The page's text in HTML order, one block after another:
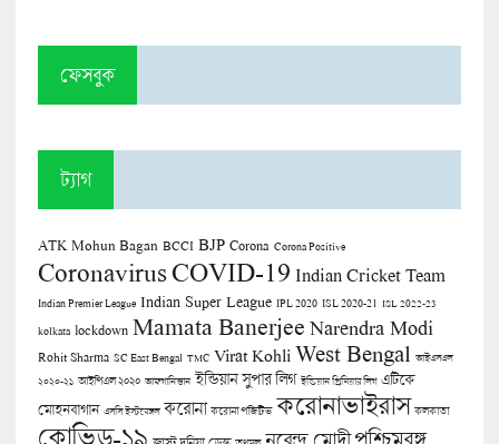
ফেসবুক
ট্যাগ
ATK Mohun Bagan BCCI BJP Corona Corona Positive
CoronavirusCOVID-19 Indian Cricket Team
Indian Premier League Indian Super League IPL 2020 ISL 2020-21 ISL 2022-23
kolkata lockdown Mamata Banerjee Narendra Modi
Rohit Sharma SC East Bengal TMC Virat Kohli West Bengal আইএসএল
২০২০-২১ আইপিএল ২০২০ আফগানিস্তান ইন্ডিয়ান সুপার লিগ ইন্ডিয়ান প্রিমিয়ার লিগ এটিকে
মোহনবাগান এসসি ইস্টবেঙ্গল করোনা করোনা পজিটিভ করোনাভাইরাস কলকাতা
কোভিড-১৯